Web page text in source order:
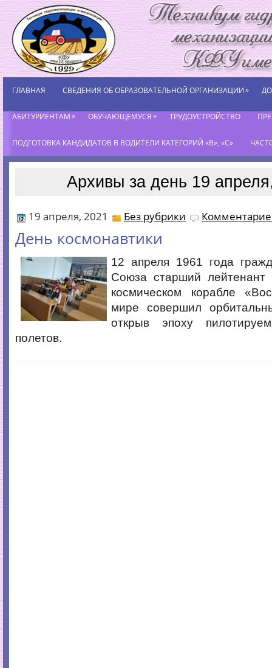
ГЛАВНАЯ СВЕДЕНИЯ ОБ ОБРАЗОВАТЕЛЬНОЙ ОРГАНИЗАЦИИ»
АБИТУРИЕНТАМ» ОБУЧАЮЩЕМУСЯ» ТРУДОУСТРОЙСТВО
ПОДГОТОВКА КАНДИДАТОВ В ВОДИТЕЛИ КАТЕГОРИЙ «В», «С»
Архивы за день 19
19 апреля, 2021 Без рубрики
День космонавтики
12 апреля 1961 года
Союза старший
космическом корабле
мире совершил
открыв эпоху
полетов.